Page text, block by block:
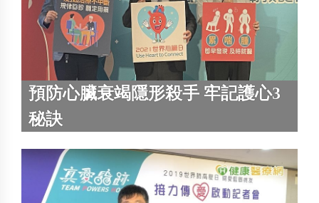
預防心臟衰竭隱形殺手 牢記護心3
秘訣